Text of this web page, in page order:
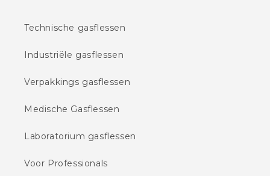
Technische gasflessen
Industriële gasflessen
Verpakkings gasflessen
Medische Gasflessen
Laboratorium gasflessen
Voor Professionals